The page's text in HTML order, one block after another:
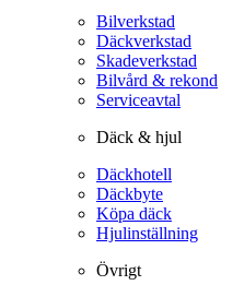
Bilverkstad
Däckverkstad
Skadeverkstad
Bilvård & rekond
Serviceavtal
Däck & hjul
Däckhotell
Däckbyte
Köpa däck
Hjulinställning
Övrigt